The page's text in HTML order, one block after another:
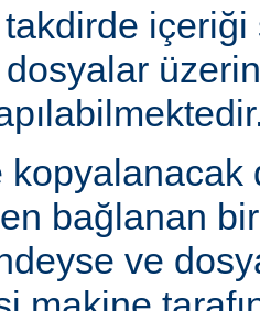
içeriği
kopyalanacak
bağlanan
ve